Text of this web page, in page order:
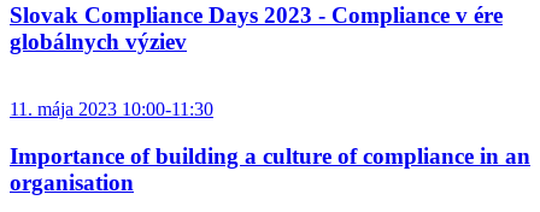
Slovak Compliance Days 2023 - Compliance v ére
globálnych výziev
11. mája 2023 10:00-11:30
Importance of building a culture of compliance in an
organisation